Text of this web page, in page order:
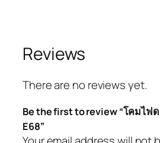
Reviews
There are no reviews yet.
Be the first to review “โคมไฟ
E68”